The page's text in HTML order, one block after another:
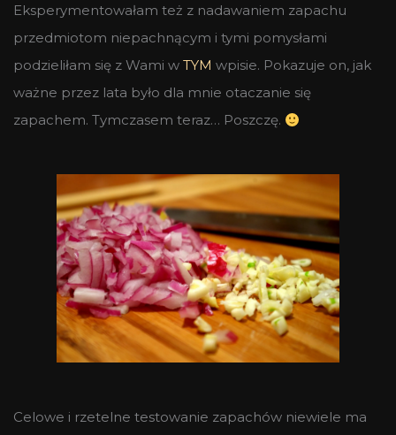
Eksperymentowałam też z nadawaniem zapachu
przedmiotom niepachnącym i tymi pomysłami
podzieliłam się z Wami w TYM wpisie. Pokazuje on, jak
ważne przez lata było dla mnie otaczanie się
zapachem. Tymczasem teraz… Poszczę.
Celowe i rzetelne testowanie zapachów niewiele ma